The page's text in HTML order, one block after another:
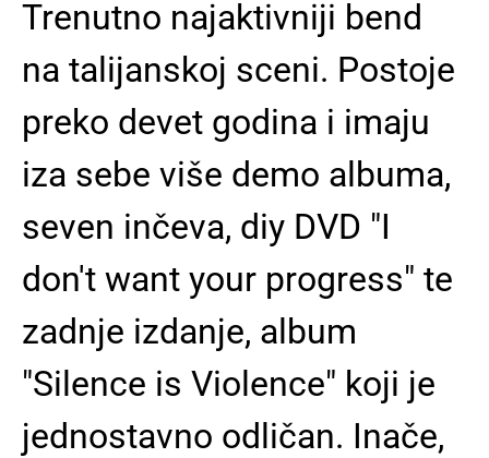
Trenutno najaktivniji bend
na talijanskoj sceni. Postoje
preko devet godina i imaju
iza sebe više demo albuma,
seven inčeva, diy DVD "I
don't want your progress" te
zadnje izdanje, album
"Silence is Violence" koji je
jednostavno odličan. Inače,